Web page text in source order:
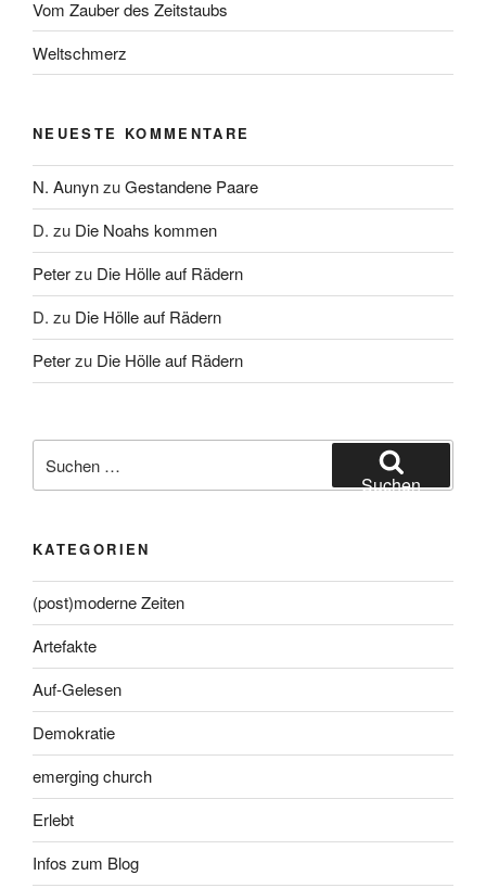
Vom Zauber des Zeitstaubs
Weltschmerz
NEUESTE KOMMENTARE
N. AunynzuGestandene Paare
D. zu Die Noahs kommen
Peterzu Die Hölle auf Rädern
D. zu Die Hölle auf Rädern
Peterzu Die Hölle auf Rädern
nach:
Suchen
KATEGORIEN
(post)moderne Zeiten
Artefakte
Auf-Gelesen
Demokratie
emerging church
Erlebt
Infos zum Blog